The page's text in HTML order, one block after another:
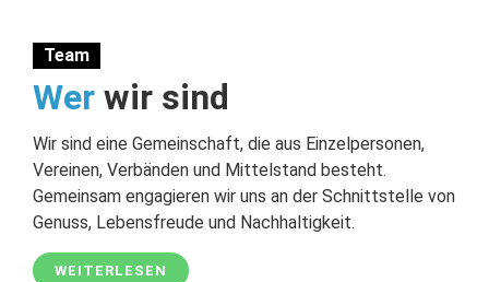
Team
Wer wir sind
Wir sind eine Gemeinschaft, die aus Einzelpersonen,
Vereinen, Verbänden und Mittelstand besteht.
Gemeinsam engagieren wir uns an der Schnittstelle von
Genuss, Lebensfreude und Nachhaltigkeit.
WEITERLESEN